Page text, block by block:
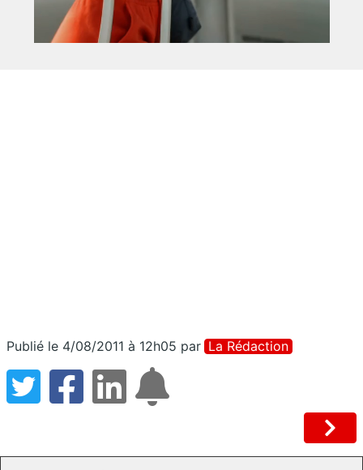
Publié le 4/08/2011 à 12h05 par La Rédaction